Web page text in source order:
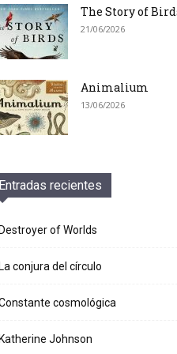
The Story of
21/06/2026
Animalium
13/06/2026
recientes
of Worlds
conjura del círculo
cosmológica
Johnson